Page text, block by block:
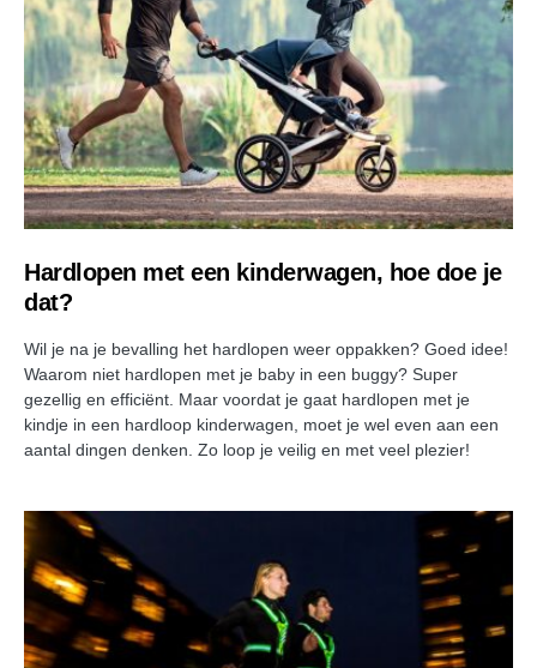
Hardlopen met een kinderwagen, hoe doe je
dat?
Wil je na je bevalling het hardlopen weer oppakken? Goed idee!
Waarom niet hardlopen met je baby in een buggy? Super
gezellig en efficiënt. Maar voordat je gaat hardlopen met je
kindje in een hardloop kinderwagen, moet je wel even aan een
aantal dingen denken. Zo loop je veilig en met veel plezier!